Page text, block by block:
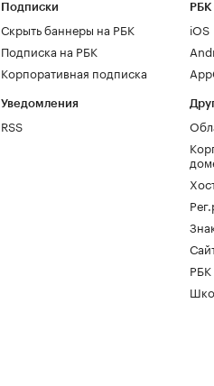
Подписки
Скрыть баннеры на РБК
Подписка на РБК
Корпоративная подписка
Уведомления
RSS
РБК
iOS